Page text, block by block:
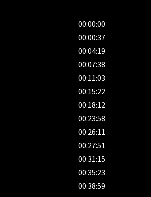
00:00:00
00:00:37
00:04:19
00:07:38
00:11:03
00:15:22
00:18:12
00:23:58
00:26:11
00:27:51
00:31:15
00:35:23
00:38:59